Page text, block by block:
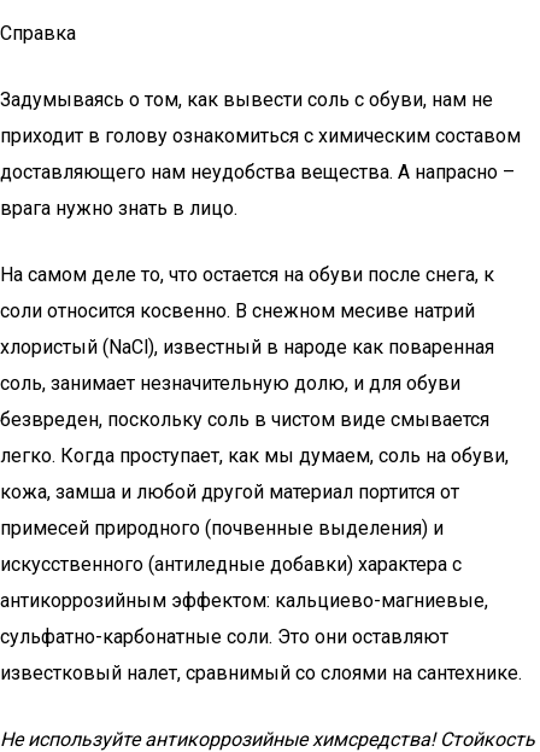
Справка
Задумываясь о том, как вывести соль с обуви, нам не
приходит в голову ознакомиться с химическим составом
доставляющего нам неудобства вещества. А напрасно –
врага нужно знать в лицо.
На самом деле то, что остается на обуви после снега, к
соли относится косвенно. В снежном месиве натрий
хлористый (NaCl), известный в народе как поваренная
соль, занимает незначительную долю, и для обуви
безвреден, поскольку соль в чистом виде смывается
легко. Когда проступает, как мы думаем, соль на обуви,
кожа, замша и любой другой материал портится от
примесей природного (почвенные выделения) и
искусственного (антиледные добавки) характера с
антикоррозийным эффектом: кальциево-магниевые,
сульфатно-карбонатные соли. Это они оставляют
известковый налет, сравнимый со слоями на сантехнике.
Не используйте антикоррозийные химсредства! Стойкость